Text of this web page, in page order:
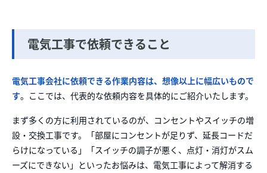
電気工事で依頼できること
電気工事会社に依頼できる作業内容は、想像以上に幅広いもので
す。ここでは、代表的な依頼内容を具体的にご紹介いたします。
まず多くの方に利用されているのが、コンセントやスイッチの増
設・交換工事です。「部屋にコンセントが足りず、延長コードだ
らけになっている」「スイッチの調子が悪く、点灯・消灯がスム
ーズにできない」といったお悩みは、電気工事によって解消する